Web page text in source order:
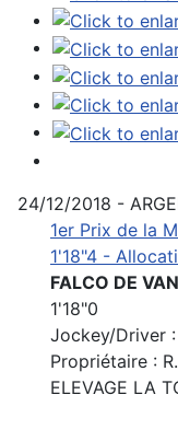
24/12/2018 -
1er Prix de la
1'18"4 -
FALCO DE
1'18"0
Jockey/Driver :
Propriétaire :
ELEVAGE LA